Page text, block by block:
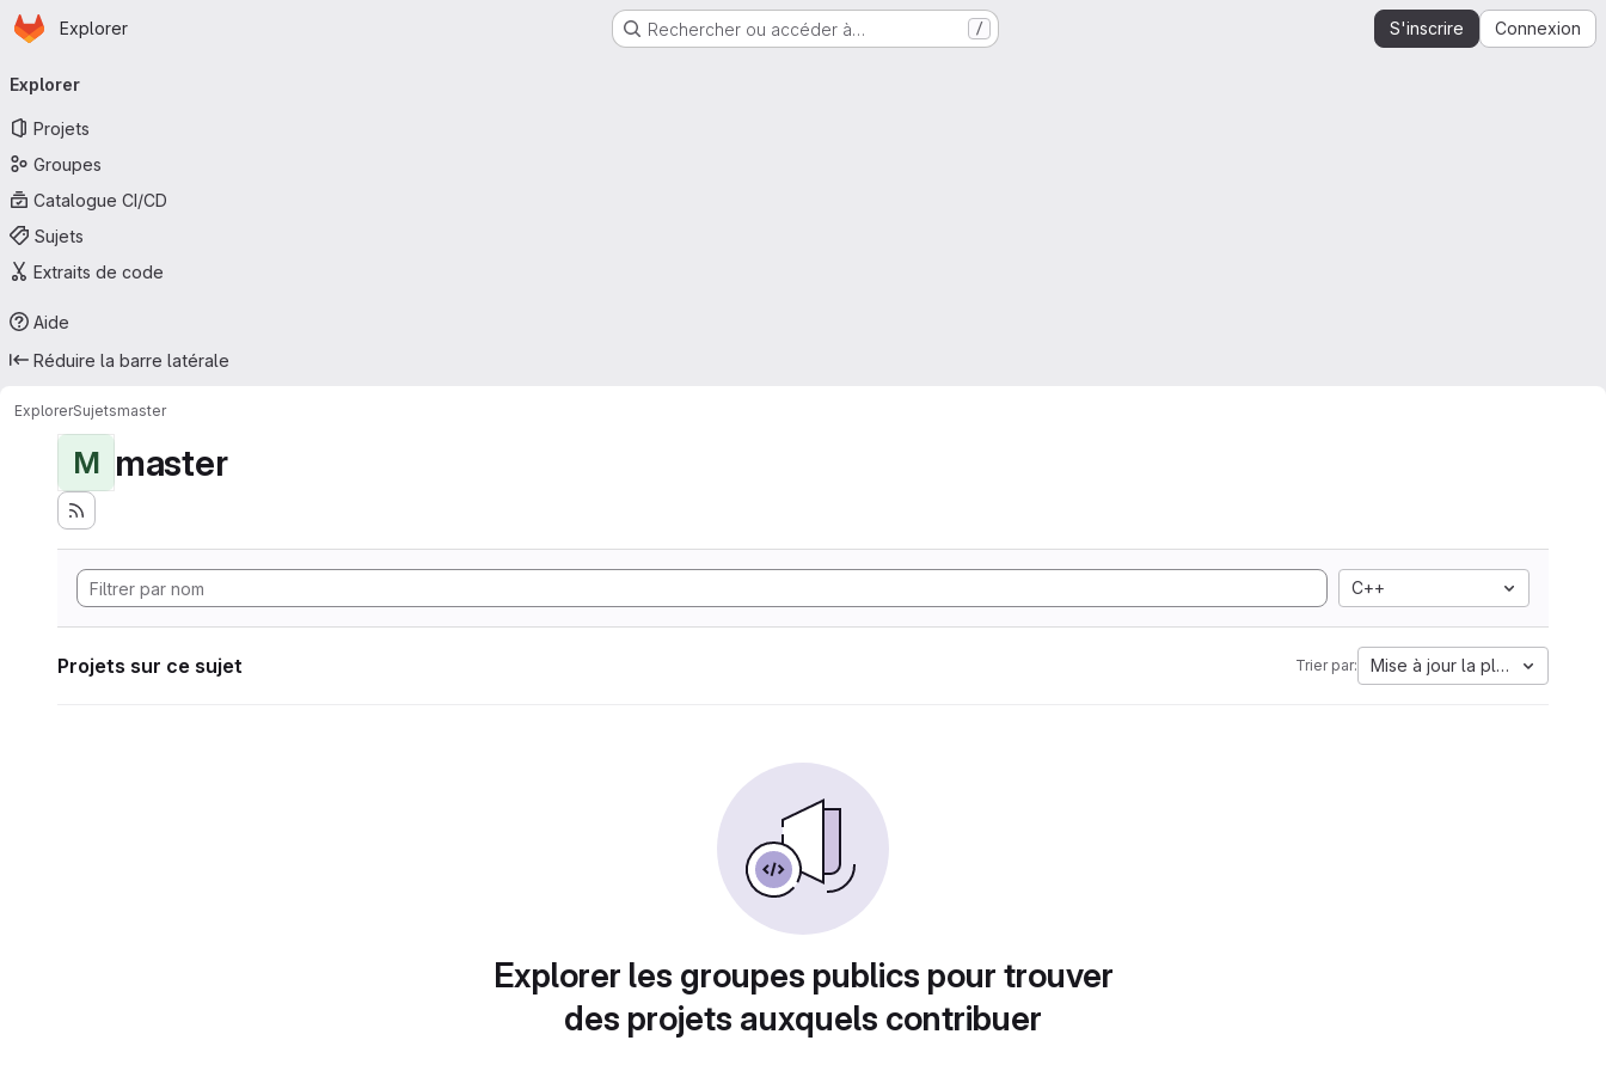
Passer au contenu principal
Page d'accueil
Explorer Rechercher ou accéder à… / S'inscrire Connexion
principale
Explorer
Projets
Groupes
Catalogue CI/CD
Sujets
Extraits de code
Aide
Réduire la barre latérale
ExplorerSujetsmaster
M master
C++
Projets sur ce sujet Trier par: Mise à jour la plus ancienne
Explorer les groupes publics pour trouver
des projets auxquels contribuer